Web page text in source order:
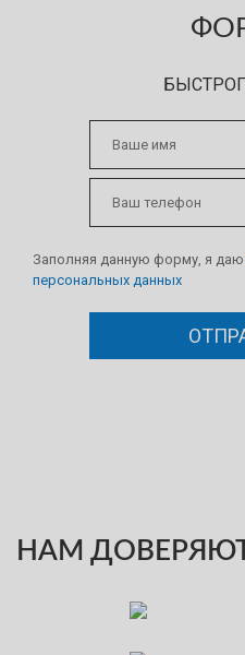
Заполняя данную форму, я даю
персональных данных
НАМ